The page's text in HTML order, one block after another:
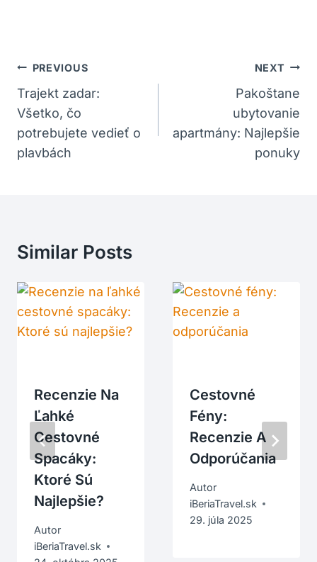
Navigácia
V
Článku
PREVIOUS
Trajekt zadar:
Všetko, čo
potrebujete vedieť o
plavbách
NEXT
Pakoštane
ubytovanie
apartmány: Najlepšie
ponuky
Similar Posts
Recenzie Na
Ľahké
Cestovné
Spacáky:
Ktoré Sú
Najlepšie?
Autor
iBeriaTravel.sk
Cestovné
Fény:
Recenzie A
Odporúčania
Autor
iBeriaTravel.sk
29. júla 2025